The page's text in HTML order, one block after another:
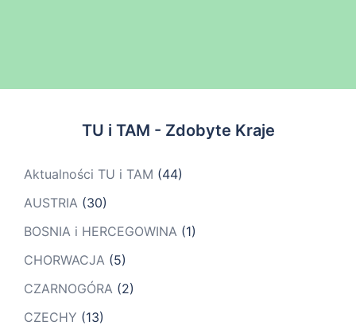
TU i TAM - Zdobyte Kraje
Aktualności TU i TAM (44)
AUSTRIA (30)
BOSNIA i HERCEGOWINA (1)
CHORWACJA (5)
CZARNOGÓRA (2)
CZECHY (13)